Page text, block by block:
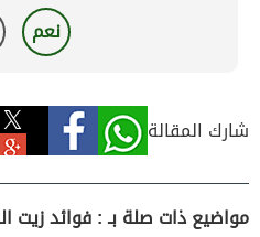
نعم
شارك المقالة
مواضيع ذات صلة بـ : فوائد زيت